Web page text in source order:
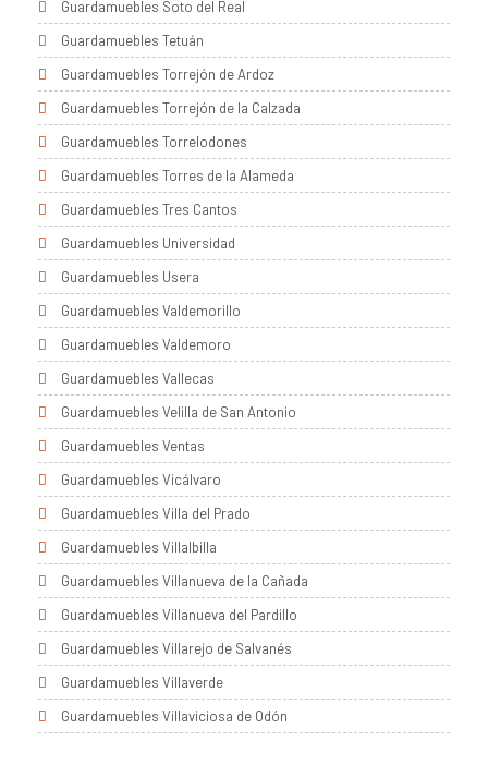
Guardamuebles Soto del Real
Guardamuebles Tetuán
Guardamuebles Torrejón de Ardoz
Guardamuebles Torrejón de la Calzada
Guardamuebles Torrelodones
Guardamuebles Torres de la Alameda
Guardamuebles Tres Cantos
Guardamuebles Universidad
Guardamuebles Usera
Guardamuebles Valdemorillo
Guardamuebles Valdemoro
Guardamuebles Vallecas
Guardamuebles Velilla de San Antonio
Guardamuebles Ventas
Guardamuebles Vicálvaro
Guardamuebles Villa del Prado
Guardamuebles Villalbilla
Guardamuebles Villanueva de la Cañada
Guardamuebles Villanueva del Pardillo
Guardamuebles Villarejo de Salvanés
Guardamuebles Villaverde
Guardamuebles Villaviciosa de Odón